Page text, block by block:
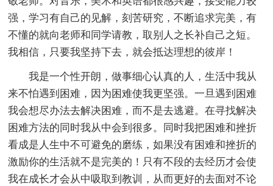
强，学习有自己的见解，刻苦研究，不断追求完美，有
不懂的就向老师和同学请教，取别人之长补自己之短。
我相信，只要我坚持下去，就会抵达理想的彼岸！
我是一个性开朗，做事细心认真的人，生活中我从
来不怕遇到困难，因为困难使我更坚强。一旦遇到困难
我会想尽办法去解决困难，而不是去逃避。在寻找解决
困难方法的同时我从中会到很多。同时我把困难和挫折
看成是人生中不可避免的磨练，如果没有困难和挫折的
激励你的生活就不是完美的！只有不段的去经历才会使
我在成长才会从中吸取到教训，从而更好的去面对不论